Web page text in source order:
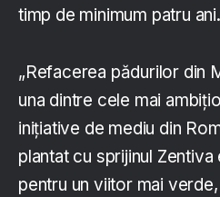
timp de minimum patru ani.
„Refacerea pădurilor din
una dintre cele mai
inițiative de mediu din
plantat cu sprijinul
pentru un viitor mai